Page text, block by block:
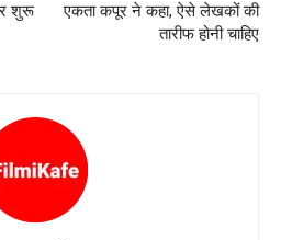
शुरू
एकता कपूर ने कहा, ऐसे लेखकों की
तारीफ होनी चाहिए